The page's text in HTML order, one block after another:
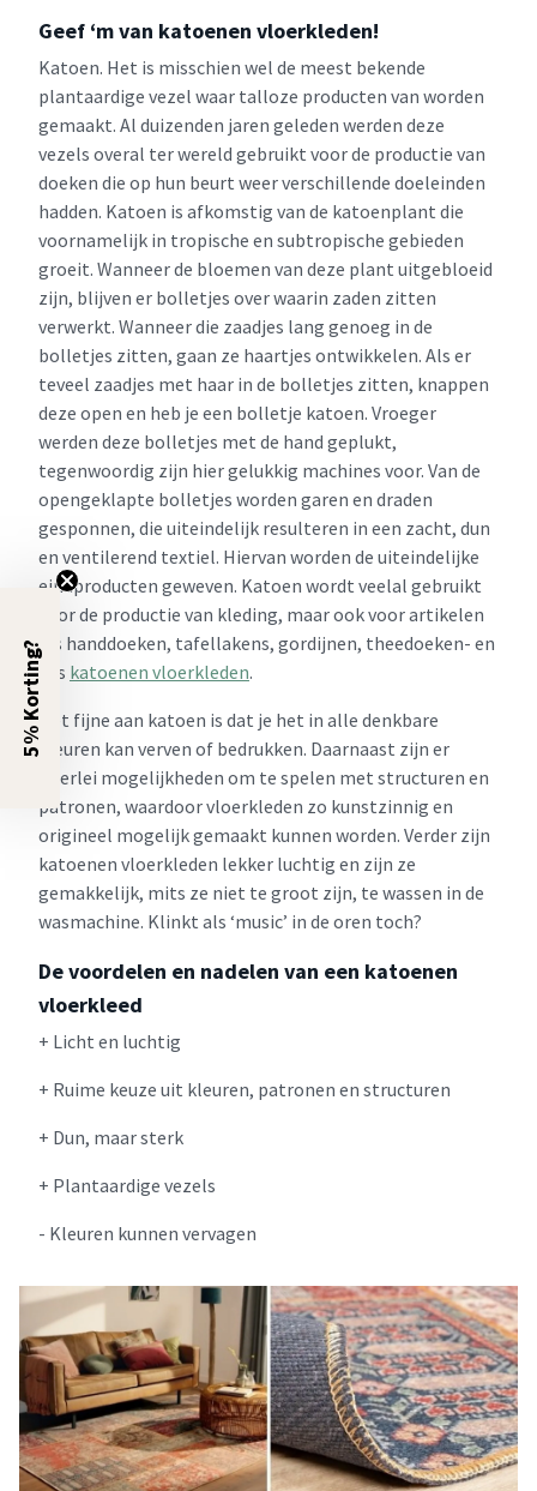
Geef ‘m van katoenen vloerkleden!
Katoen. Het is misschien wel de meest bekende
plantaardige vezel waar talloze producten van worden
gemaakt. Al duizenden jaren geleden werden deze
vezels overal ter wereld gebruikt voor de productie van
doeken die op hun beurt weer verschillende doeleinden
hadden. Katoen is afkomstig van de katoenplant die
voornamelijk in tropische en subtropische gebieden
groeit. Wanneer de bloemen van deze plant uitgebloeid
zijn, blijven er bolletjes over waarin zaden zitten
verwerkt. Wanneer die zaadjes lang genoeg in de
bolletjes zitten, gaan ze haartjes ontwikkelen. Als er
teveel zaadjes met haar in de bolletjes zitten, knappen
deze open en heb je een bolletje katoen. Vroeger
werden deze bolletjes met de hand geplukt,
tegenwoordig zijn hier gelukkig machines voor. Van de
opengeklapte bolletjes worden garen en draden
gesponnen, die uiteindelijk resulteren in een zacht, dun
en ventilerend textiel. Hiervan worden de uiteindelijke
eindproducten geweven. Katoen wordt veelal gebruikt
voor de productie van kleding, maar ook voor artikelen
als handdoeken, tafellakens, gordijnen, theedoeken- en
dus katoenen vloerkleden.
Het fijne aan katoen is dat je het in alle denkbare
kleuren kan verven of bedrukken. Daarnaast zijn er
allerlei mogelijkheden om te spelen met structuren en
patronen, waardoor vloerkleden zo kunstzinnig en
origineel mogelijk gemaakt kunnen worden. Verder zijn
katoenen vloerkleden lekker luchtig en zijn ze
gemakkelijk, mits ze niet te groot zijn, te wassen in de
wasmachine. Klinkt als ‘music’ in de oren toch?
De voordelen en nadelen van een katoenen
vloerkleed
+ Licht en luchtig
+ Ruime keuze uit kleuren, patronen en structuren
+ Dun, maar sterk
+ Plantaardige vezels
- Kleuren kunnen vervagen
5% Korting?